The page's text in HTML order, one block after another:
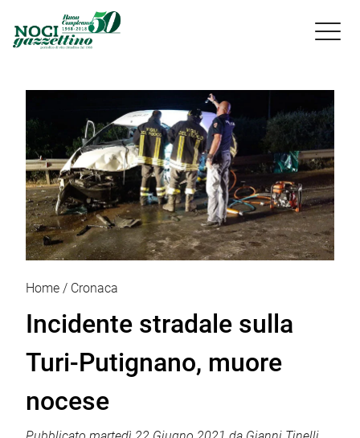

Home Cronaca
Incidente stradale sulla
Turi-Putignano, muore
nocese